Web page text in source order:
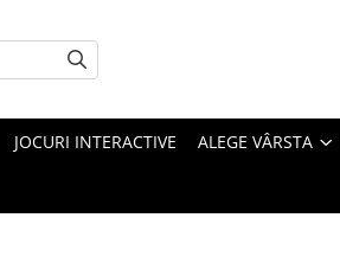
JOCURI INTERACTIVE ALEGE VÂRSTA